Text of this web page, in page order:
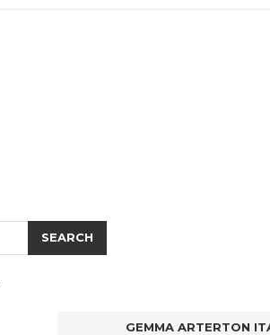
SEARCH
GEMMA ARTERTON